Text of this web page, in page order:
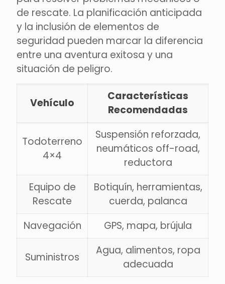
de rescate. La planificación anticipada
y la inclusión de elementos de
seguridad pueden marcar la diferencia
entre una aventura exitosa y una
situación de peligro.
Vehículo
Características
Recomendadas
Todoterreno
4×4
Suspensión reforzada,
neumáticos off-road,
reductora
Equipo de
Rescate
Botiquín, herramientas,
cuerda, palanca
Navegación
GPS, mapa, brújula
Suministros
Agua, alimentos, ropa
adecuada